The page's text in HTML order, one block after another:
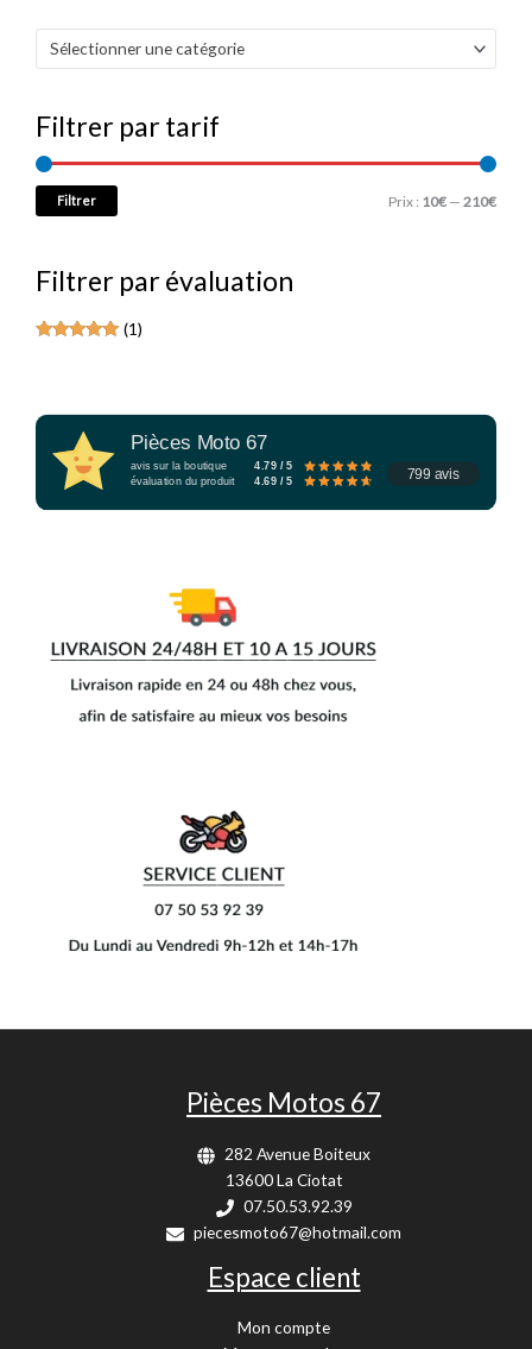
Sélectionner une catégorie
Filtrer par tarif
Filtrer Prix : 10€ — 210€
Filtrer par évaluation
(1)
Pièces Moto 67
avis sur la boutique
4.79 / 5
évaluation du produit
4.69 / 5 799 avis
Pièces Motos 67
282 Avenue Boiteux
13600 La Ciotat
07.50.53.92.39
piecesmoto67@hotmail.com
Espace client
Mon compte